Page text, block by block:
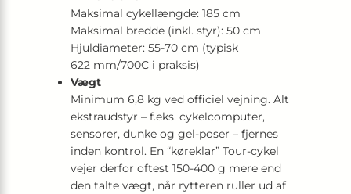
Maksimal cykellængde: 185 cm
Maksimal bredde (inkl. styr): 50 cm
Hjuldiameter: 55-70 cm (typisk
622 mm/700C i praksis)
Vægt
Minimum 6,8 kg ved officiel vejning. Alt
ekstraudstyr – f.eks. cykelcomputer,
sensorer, dunke og gel-poser – fjernes
inden kontrol. En “køre­klar” Tour-cykel
vejer derfor oftest 150-400 g mere end
den talte vægt, når rytteren ruller ud af